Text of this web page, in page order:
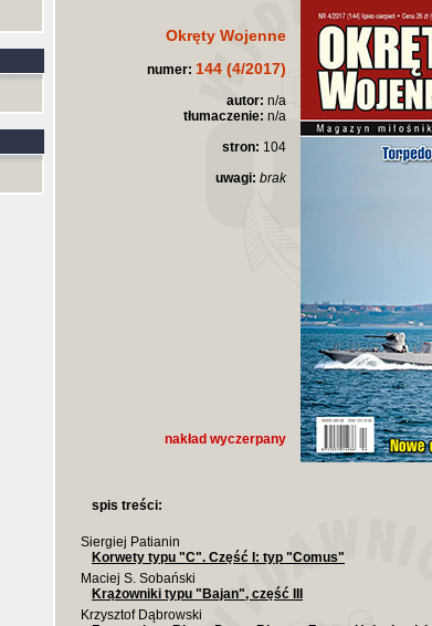
Okręty Wojenne
numer: 144 (4/2017)
autor: n/a
tłumaczenie: n/a
stron: 104
uwagi: brak
nakład wyczerpany
spis treści:
Siergiej Patianin
Korwety typu "C". Część I: typ "Comus"
Maciej S. Sobański
Krążowniki typu "Bajan", część III
Krzysztof Dąbrowski